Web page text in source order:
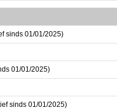
sinds 01/01/2025)
01/01/2025)
sinds 01/01/2025)